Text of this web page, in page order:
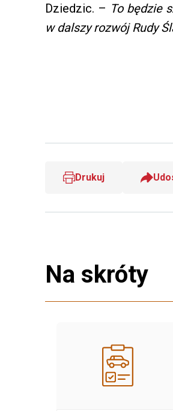
Dziedzic. – To będzie
w dalszy rozwój Rudy
Drukuj
Na skróty